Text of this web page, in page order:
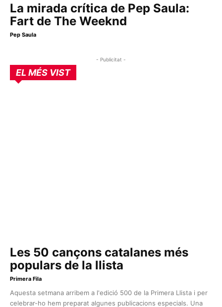
La mirada crítica de Pep Saula:
Fart de The Weeknd
Pep Saula
- Publicitat -
EL MÉS VIST
Les 50 cançons catalanes més
populars de la llista
Primera Fila
Aquesta setmana arribem a l'edició 500 de la Primera Llista i per
celebrar-ho hem preparat algunes publicacions especials. Una